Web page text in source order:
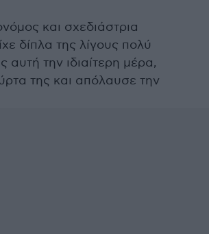
και σχεδιάστρια
δίπλα της λίγους πολύ
αυτή την ιδιαίτερη μέρα,
της και απόλαυσε την